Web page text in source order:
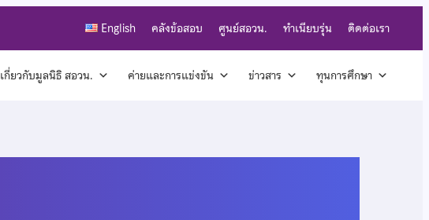
English คลังข้อสอบ ศูนย์สอวน. ทำเนียบรุ่น ติดต่อเรา
เกี่ยวกับมูลนิธิ สอวน. ค่ายและการแข่งขัน ข่าวสาร ทุนการศึกษา